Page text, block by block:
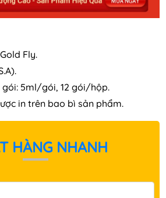
Fly.
gói: 5ml/gói, 12 gói/hộp.
in trên bao bì sản phẩm.
HÀNG NHANH